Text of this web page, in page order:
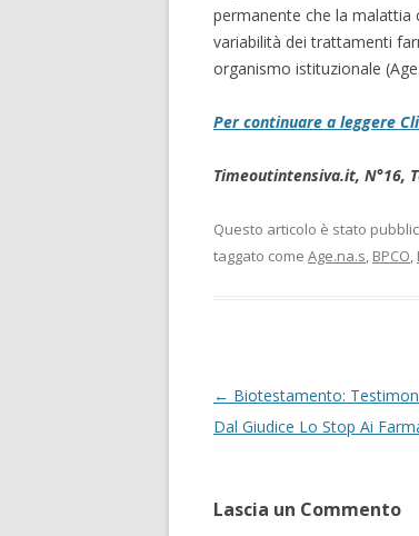
permanente che la
variabilità dei trattamenti
organismo istituzionale
Per continuare a leggere
Timeoutintensiva.it, N°16,
Questo articolo è stato
taggato come Age.na.s, BPCO,
Navigazione articolo
← Biotestamento:
Dal Giudice Lo Stop Ai
Lascia un Commento